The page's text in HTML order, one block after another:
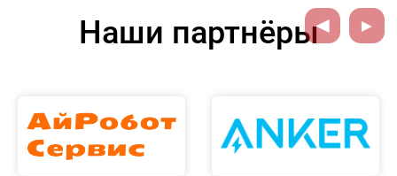
Наши партнёры